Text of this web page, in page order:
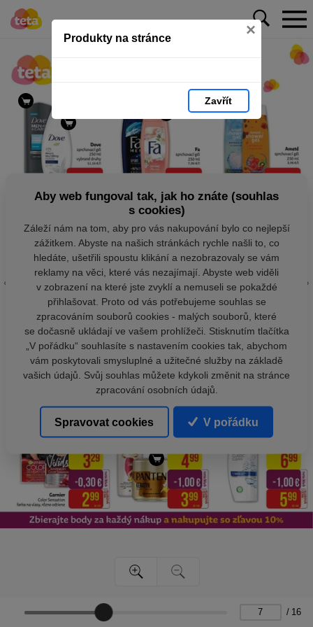
Produkty na stránce ×
Zavřít
/ 16
Aby web fungoval tak, jak ho znáte (souhlas
s cookies)
Záleží nám na tom, aby pro vás nakupování bylo co nejlepší
zážitkem. Abyste na našich stránkách rychle našli to, co
hledáte, ušetřili spoustu klikání a nezobrazovaly se vám
reklamy na věci, které vás nezajímají. Abyste web viděli
v zobrazení na které jste zvyklí a nemuseli se pokaždé
přihlašovat. Proto od vás potřebujeme souhlas se
zpracováním souborů cookies - malých souborů, které
se dočasně ukládají ve vašem prohlížeči. Stisknutím tlačítka
„V pořádku“ souhlasíte s nastavením cookies tak, abychom
vám poskytovali smysluplné a užitečné služby na základě
vašich údajů. Svůj souhlas můžete kdykoli změnit na stránce
zpracování osobních údajů.
Spravovat cookies V pořádku